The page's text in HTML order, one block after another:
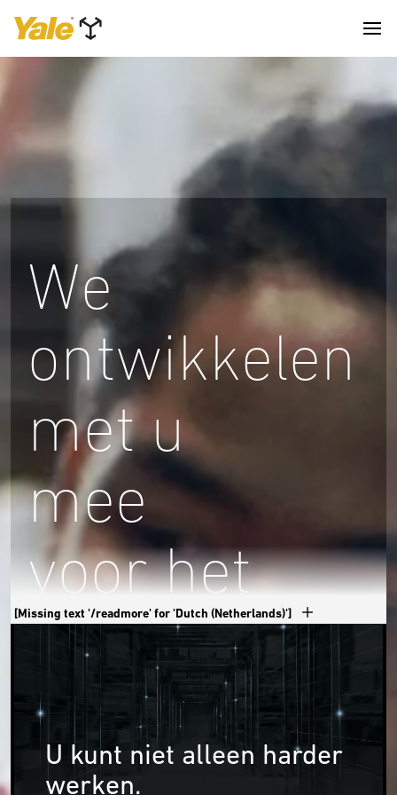
We
ontwikkelen
met u
mee
voor het
magazijn
van de
[Missing text '/readmore' for 'Dutch (Netherlands)']
U kunt niet alleen harder
werken.